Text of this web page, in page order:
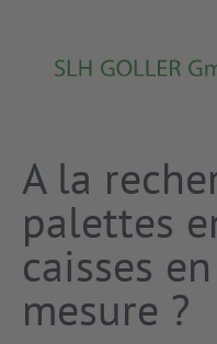
A la
palettes
caisses
mesure ?